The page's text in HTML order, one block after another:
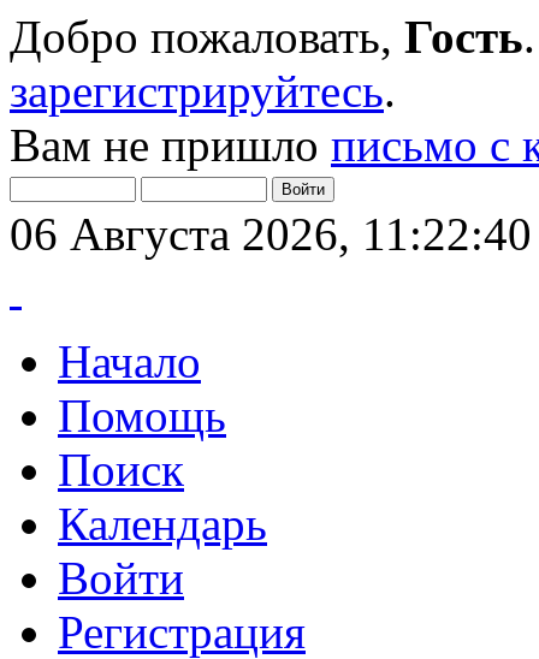
Добро пожаловать, Гость
зарегистрируйтесь.
Вам не пришло письмо с
06 Августа 2026, 11:22:40
Начало
Помощь
Поиск
Календарь
Войти
Регистрация